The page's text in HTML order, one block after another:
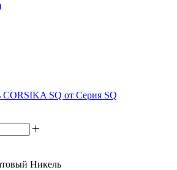
CORSIKA SQ от Серия SQ
Никель